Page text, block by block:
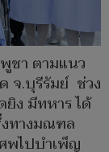
ชา ตามแนว
จ.บุรีรัมย์ ช่วง
ง มีทหาร ได้
ทางมณฑล
พไปบำเพ็ญ